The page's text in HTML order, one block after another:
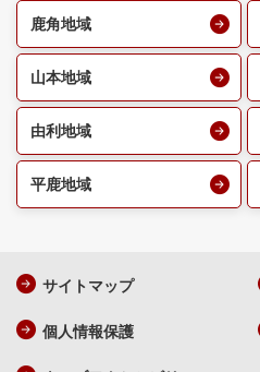
鹿角地域
山本地域
由利地域
平鹿地域
サイトマップ
個人情報保護